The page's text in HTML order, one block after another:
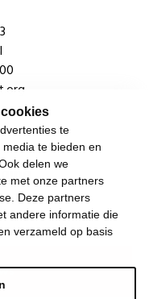
cookies
te
te bieden en
delen we
met onze partners
Deze partners
andere informatie die
verzameld op basis